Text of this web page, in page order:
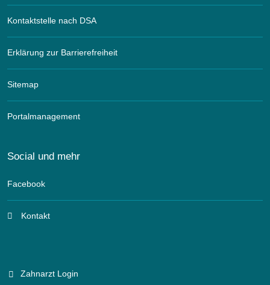
Kontaktstelle nach DSA
Erklärung zur Barrierefreiheit
Sitemap
Portalmanagement
Social und mehr
Facebook
Kontakt
Zahnarzt Login